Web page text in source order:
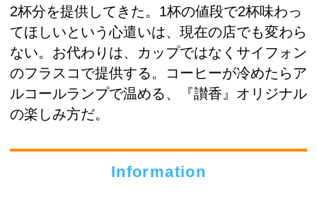
2杯分を提供してきた。1杯の値段で2杯味わっ
てほしいという心遣いは、現在の店でも変わら
ない。お代わりは、カップではなくサイフォン
のフラスコで提供する。コーヒーが冷めたらア
ルコールランプで温める、『讃香』オリジナル
の楽しみ方だ。
Information